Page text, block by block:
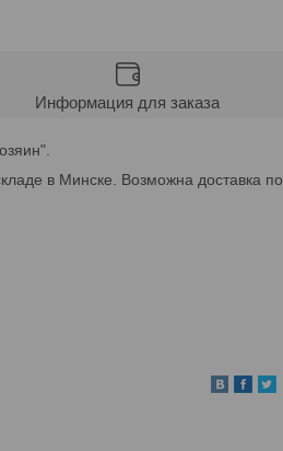
Информация для заказа
в Минске. Возможна доставка по